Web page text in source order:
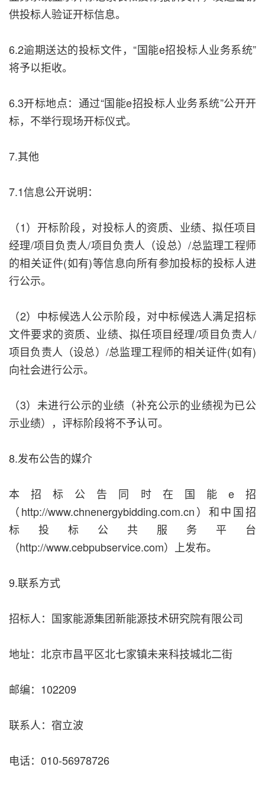
供投标人验证开标信息。
6.2逾期送达的投标文件，“国能e招投标人业务系统”
将予以拒收。
6.3开标地点：通过“国能e招投标人业务系统”公开开
标，不举行现场开标仪式。
7.其他
7.1信息公开说明：
（1）开标阶段，对投标人的资质、业绩、拟任项目
经理/项目负责人/项目负责人（设总）/总监理工程师
的相关证件(如有)等信息向所有参加投标的投标人进
行公示。
（2）中标候选人公示阶段，对中标候选人满足招标
文件要求的资质、业绩、拟任项目经理/项目负责人/
项目负责人（设总）/总监理工程师的相关证件(如有)
向社会进行公示。
（3）未进行公示的业绩（补充公示的业绩视为已公
示业绩），评标阶段将不予认可。
8.发布公告的媒介
本招标公告同时在国能e招
（http://www.chnenergybidding.com.cn）和中国招
标投标公共服务平台
（http://www.cebpubservice.com）上发布。
9.联系方式
招标人：国家能源集团新能源技术研究院有限公司
地址：北京市昌平区北七家镇未来科技城北二街
邮编：102209
联系人：宿立波
电话：010-56978726